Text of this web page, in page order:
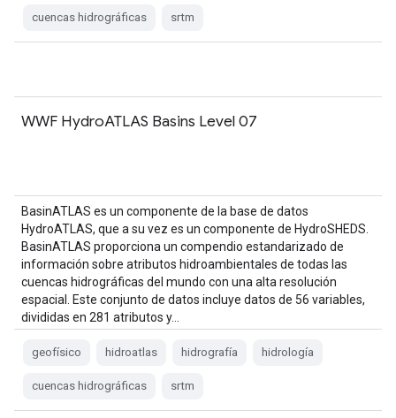
cuencas hidrográficas srtm
WWF HydroATLAS Basins Level 07
BasinATLAS es un componente de la base de datos
HydroATLAS, que a su vez es un componente de HydroSHEDS.
BasinATLAS proporciona un compendio estandarizado de
información sobre atributos hidroambientales de todas las
cuencas hidrográficas del mundo con una alta resolución
espacial. Este conjunto de datos incluye datos de 56 variables,
divididas en 281 atributos y…
geofísico hidroatlas hidrografía hidrología
cuencas hidrográficas srtm